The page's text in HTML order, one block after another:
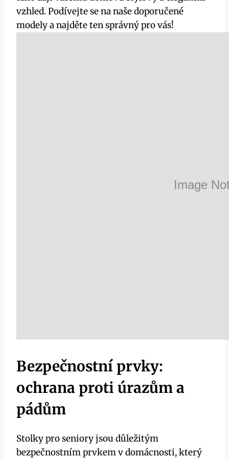
vzhled. Podívejte se na naše doporučené
modely a najděte ten správný pro vás!
Bezpečnostní prvky:
ochrana proti úrazům a
pádům
Stolky pro seniory jsou důležitým
bezpečnostním prvkem v domácnosti, který